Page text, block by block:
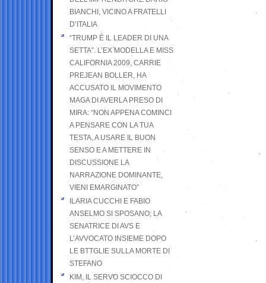
BIANCHI, VICINO A FRATELLI
D’ITALIA
“TRUMP È IL LEADER DI UNA
SETTA”. L’EX MODELLA E MISS
CALIFORNIA 2009, CARRIE
PREJEAN BOLLER, HA
ACCUSATO IL MOVIMENTO
MAGA DI AVERLA PRESO DI
MIRA: “NON APPENA COMINCI
A PENSARE CON LA TUA
TESTA, A USARE IL BUON
SENSO E A METTERE IN
DISCUSSIONE LA
NARRAZIONE DOMINANTE,
VIENI EMARGINATO”
ILARIA CUCCHI E FABIO
ANSELMO SI SPOSANO; LA
SENATRICE DI AVS E
L’AVVOCATO INSIEME DOPO
LE BTTGLIE SULLA MORTE DI
STEFANO
KIM, IL SERVO SCIOCCO DI